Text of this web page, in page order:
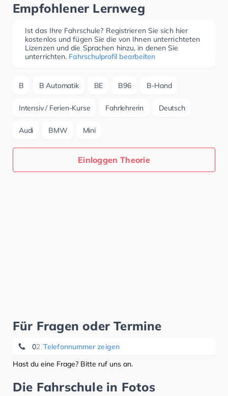
Empfohlener Lernweg
Ist das Ihre Fahrschule? Registrieren Sie sich hier
kostenlos und fügen Sie die von Ihnen unterrichteten
Lizenzen und die Sprachen hinzu, in denen Sie
unterrichten. Fahrschulprofil bearbeiten
B B Automatik BE B96 B-Hand
Intensiv / Ferien-Kurse Fahrlehrerin Deutsch
Audi BMW Mini
Einloggen Theorie
Für Fragen oder Termine
Telefonnummer zeigen
02191-33608
Hast du eine Frage? Bitte ruf uns an.
Die Fahrschule in Fotos